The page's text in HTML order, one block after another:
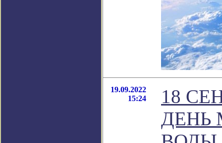
19.09.2022
15:24
18
ДЕНЬ